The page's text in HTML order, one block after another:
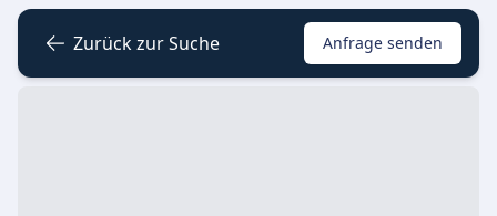
Zurück zur Suche Anfrage senden